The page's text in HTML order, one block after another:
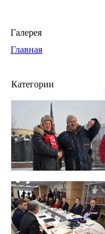
Галерея
Главная
Категории